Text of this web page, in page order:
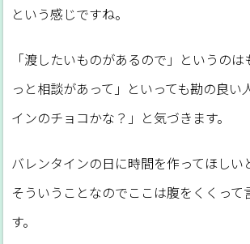
という感じですね。
「渡したいものがあるので」というの
っと相談があって」といっても勘の良い
インのチョコかな？」と気づきます。
バレンタインの日に時間を作ってほしい
そういうことなのでここは腹をくくって
す。